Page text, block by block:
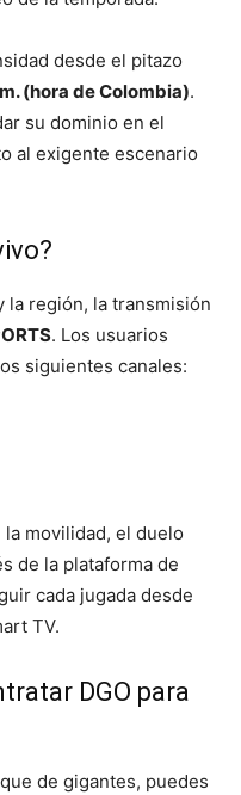
desde el pitazo
(hora de Colombia).
su dominio en el
al exigente escenario
la región, la transmisión
. Los usuarios
siguientes canales:
movilidad, el duelo
de la plataforma de
cada jugada desde
TV.
DGO para
de gigantes, puedes